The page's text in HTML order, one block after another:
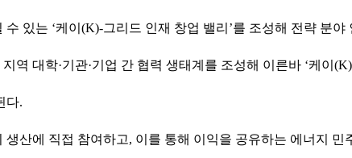
있는 ‘케이(K)-그리드 인재 창업 밸리’를 조성해 전략 분
역 대학·기관·기업 간 협력 생태계를 조성해 이른바 ‘케이
다.
산에 직접 참여하고, 이를 통해 이익을 공유하는 에너지